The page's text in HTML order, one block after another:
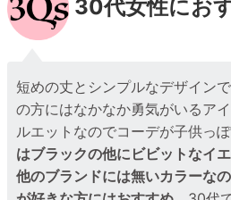
30代女性にお
短めの丈とシンプルなデザイン
の方にはなかなか勇気がいるア
ルエットなのでコーデが子供っぽ
はブラックの他にビビットなイ
他のブランドには無いカラーな